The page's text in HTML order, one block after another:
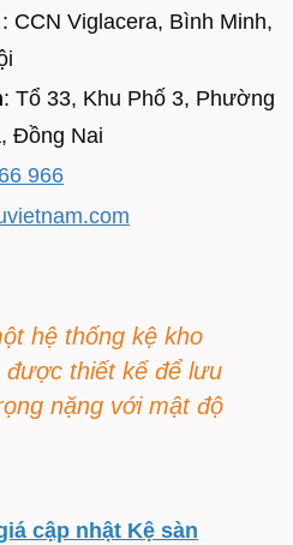
: CCN Viglacera, Bình Minh,
: Tổ 33, Khu Phố 3, Phường
Đồng Nai
966
hệ thống kệ kho
được thiết kế để lưu
nặng với mật độ
cập nhật Kệ sàn